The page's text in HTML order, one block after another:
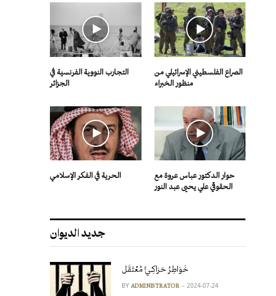
التجارب النووية الفرنسية في
الجزائر
الصراع الفلسطيني الإسرائيلي من
منظور الخبراء
الحرية في الفكر الإسلامي
حوار الدكتور عباس عروة مع
الحقوقي علي يحيى عبد النور
جديد الديوان
خَوَاطِرُ حَرَاكِـيٍّ مُعْتَقَل
BY ADMINISTRATOR 2024-07-24